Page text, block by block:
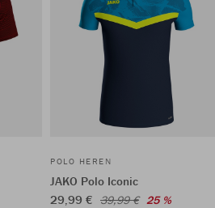
POLO HEREN
JAKO Polo Iconic
29,99 € 39,99 € 25 %